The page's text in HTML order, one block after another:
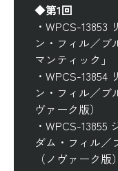
◆第1回
・ WPCS-13853
ン・フィル／ブ
マンティック」
・ WPCS-13854
ン・フィル／ブ
ヴァーク版）
・ WPCS-13855
ダム・フィル／
（ノヴァーク版）